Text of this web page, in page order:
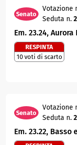
Senato
Votazione
Seduta n.
Em. 23.24,
RESPINTA
10 voti di scarto
Senato
Votazione
Seduta n.
Em. 23.22, Basso